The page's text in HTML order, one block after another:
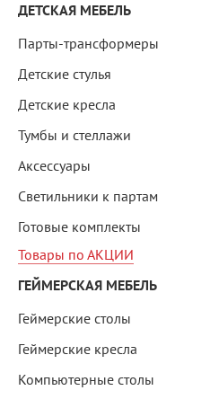
ДЕТСКАЯ МЕБЕЛЬ
Парты-трансформеры
Детские стулья
Детские кресла
Тумбы и стеллажи
Аксессуары
Светильники к партам
Готовые комплекты
Товары по АКЦИИ
ГЕЙМЕРСКАЯ МЕБЕЛЬ
Геймерские столы
Геймерские кресла
Компьютерные столы